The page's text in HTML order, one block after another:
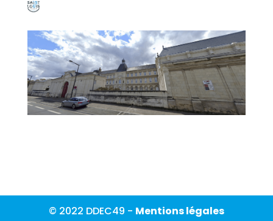
© 2022 DDEC49 - Mentions légales